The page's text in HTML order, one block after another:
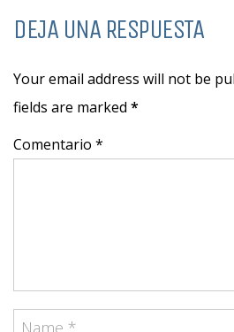
DEJA UNA RESPUESTA
Your email address will not be
fields are marked *
Comentario *